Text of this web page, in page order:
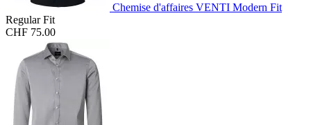
Chemise d'affaires VENTI Modern Fit
Regular Fit
CHF 75.00